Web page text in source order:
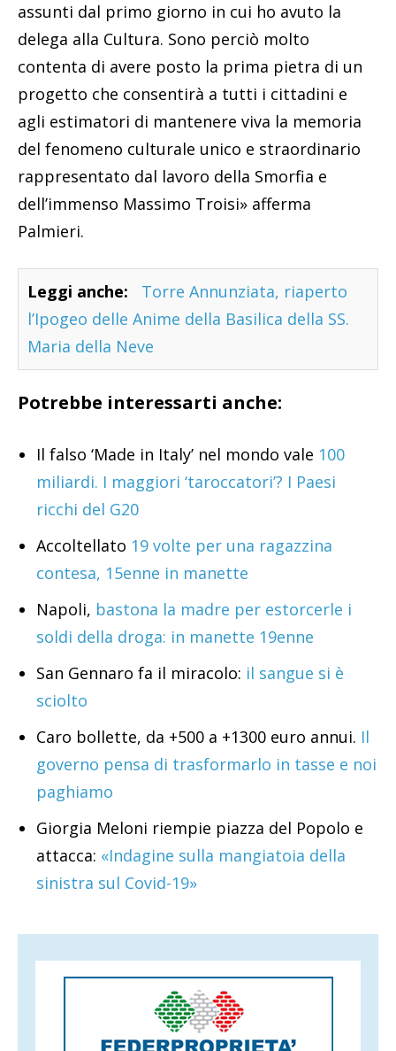
assunti dal primo giorno in cui ho avuto la
delega alla Cultura. Sono perciò molto
contenta di avere posto la prima pietra di un
progetto che consentirà a tutti i cittadini e
agli estimatori di mantenere viva la memoria
del fenomeno culturale unico e straordinario
rappresentato dal lavoro della Smorfia e
dell’immenso Massimo Troisi» afferma
Palmieri.
Leggi anche:
Torre Annunziata, riaperto
l’Ipogeo delle Anime della Basilica della SS.
Maria della Neve
Potrebbe interessarti anche:
Il falso ‘Made in Italy’ nel mondo vale 100
miliardi. I maggiori ‘taroccatori’? I Paesi
ricchi del G20
Accoltellato 19 volte per una ragazzina
contesa, 15enne in manette
Napoli, bastona la madre per estorcerle i
soldi della droga: in manette 19enne
San Gennaro fa il miracolo: il sangue si è
sciolto
Caro bollette, da +500 a +1300 euro annui. Il
governo pensa di trasformarlo in tasse e noi
paghiamo
Giorgia Meloni riempie piazza del Popolo e
attacca: «Indagine sulla mangiatoia della
sinistra sul Covid-19»